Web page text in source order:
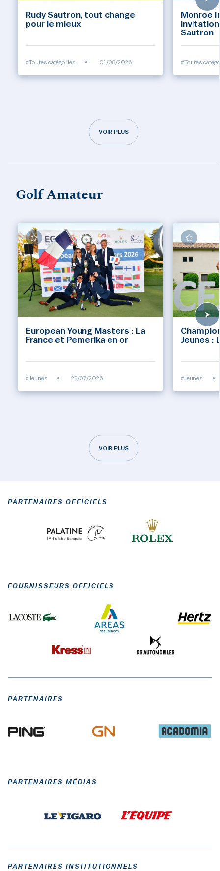
Rudy Sautron, tout change
pour le mieux
#Toutes catégories • 01/08/2026
Monroe
invitation
Sautron
#Toutes
VOIR PLUS
Golf Amateur
European Young Masters : La
France et Pemerika en or
#Jeunes • 25/07/2026
Jeunes :
#Jeunes •
VOIR PLUS
PARTENAIRES OFFICIELS
FOURNISSEURS OFFICIELS
PARTENAIRES
PARTENAIRES MÉDIAS
PARTENAIRES INSTITUTIONNELS